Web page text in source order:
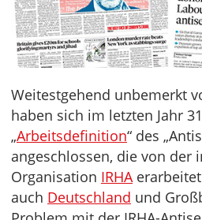
Weitestgehend unbemerkt
haben sich im letzten Jahr
„Arbeitsdefinition“ des
angeschlossen, die von der
Organisation IRHA
auch Deutschland und